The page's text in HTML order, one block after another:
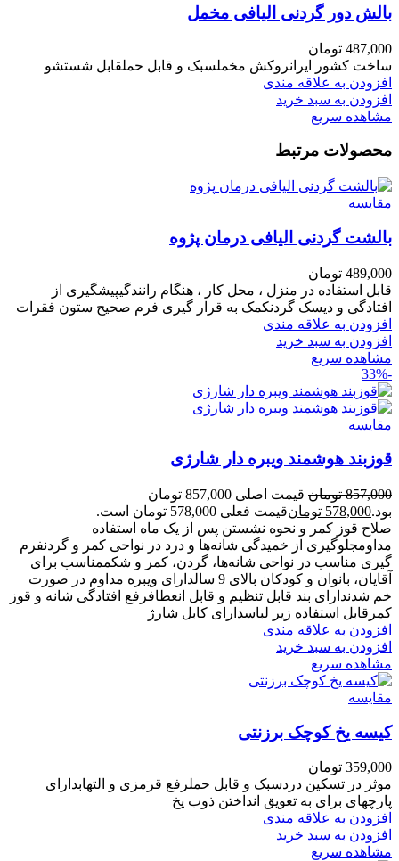
بالش دور گردنی الیافی مخمل
487,000 تومان
ساخت کشور ایرانروکش مخملسبک و قابل حملقابل شستشو
افزودن به علاقه مندی
افزودن به سبد خرید
مشاهده سریع
محصولات مرتبط
مقایسه
بالشت گردنی الیافی درمان پژوه
489,000 تومان
قابل استفاده در منزل ، محل کار ، هنگام رانندگیپیشگیری از
افتادگی و دیسک گردنکمک به قرار گیری فرم صحیح ستون فقرات
افزودن به علاقه مندی
افزودن به سبد خرید
مشاهده سریع
-33%
مقایسه
قوزبند هوشمند ویبره دار شارژی
857,000 تومان
قیمت اصلی 857,000 تومان
بود.578,000 تومانقیمت فعلی 578,000 تومان است.
صلاح قوز کمر و نحوه نشستن پس از یک ماه استفاده
مداومجلوگیری از خمیدگی شانه‌ها و درد در نواحی کمر و گردنفرم
گیری مناسب در نواحی شانه‌ها، گردن، کمر و شکممناسب برای
آقایان، بانوان و کودکان بالای 9 سالدارای ویبره مداوم در صورت
خم شدندارای بند قابل تنظیم و قابل انعطافرفع افتادگی شانه و قوز
کمرقابل استفاده زیر لباسدارای کابل شارژ
افزودن به علاقه مندی
افزودن به سبد خرید
مشاهده سریع
مقایسه
کیسه یخ کوچک برزنتی
359,000 تومان
موثر در تسکین دردسبک و قابل حملرفع قرمزی و التهابدارای
پارچهای برای به تعویق انداختن ذوب یخ
افزودن به علاقه مندی
افزودن به سبد خرید
مشاهده سریع